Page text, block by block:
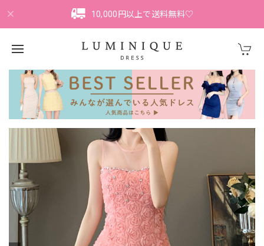
10,000円以上で送料無料♡